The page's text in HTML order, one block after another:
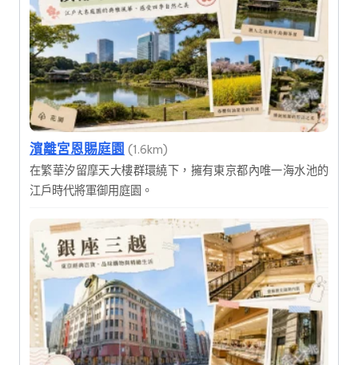
濱離宮恩賜庭園 (1.6km)
在繁華汐留摩天大樓群環繞下，擁有東京都內唯一海水池的
江戶時代將軍御用庭園。